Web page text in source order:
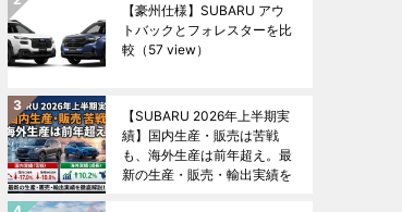
【豪州仕様】SUBARU アウ
トバックとフォレスターを比
較 （57 view）
【SUBARU 2026年上半期実
績】国内生産・販売は苦戦
も、海外生産は前年超え。最
新の生産・販売・輸出実績を